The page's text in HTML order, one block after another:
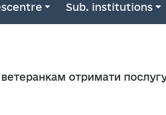
Sub. institutions
ветеранкам отримати